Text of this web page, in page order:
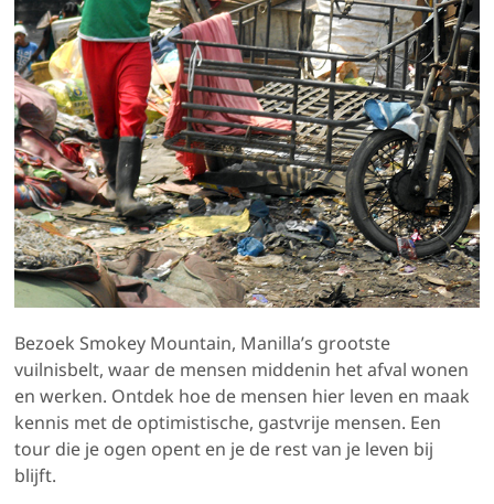
Bezoek Smokey Mountain, Manilla’s grootste
vuilnisbelt, waar de mensen middenin het afval wonen
en werken. Ontdek hoe de mensen hier leven en maak
kennis met de optimistische, gastvrije mensen. Een
tour die je ogen opent en je de rest van je leven bij
blijft.